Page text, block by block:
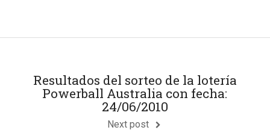
Resultados del sorteo de la lotería
Powerball Australia con fecha:
24/06/2010
Next post